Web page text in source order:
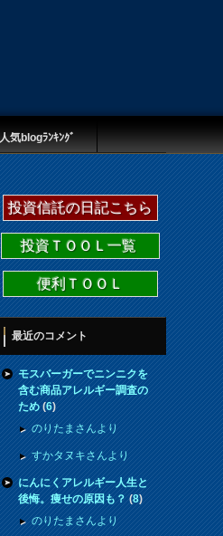
人気blogﾗﾝｷﾝｸﾞ
投資信託の日記こちら
投資ＴＯＯＬ一覧
便利ＴＯＯＬ
最近のコメント
モスバーガーでニンニクを
含む商品アレルギー調査の
ため(6)
のりたまさんより
すかタヌキさんより
にんにくアレルギー人生と
後悔。痩せの原因も？(8)
のりたまさんより